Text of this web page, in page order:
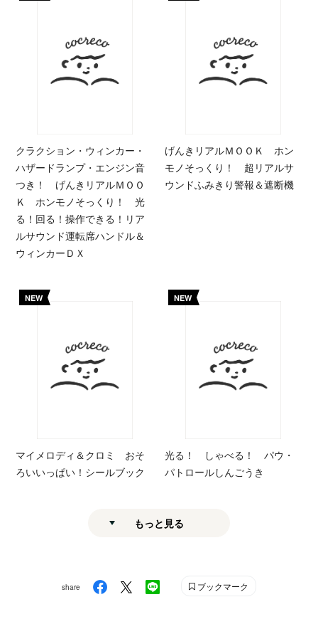
クラクション・ウィンカー・
ハザードランプ・エンジン音
つき！ げんきリアルＭＯＯ
Ｋ ホンモノそっくり！ 光
る！回る！操作できる！リア
ルサウンド運転席ハンドル＆
ウィンカーＤＸ
げんきリアルＭＯＯＫ ホン
モノそっくり！ 超リアルサ
ウンドふみきり警報＆遮断機
NEW
マイメロディ＆クロミ おそ
ろいいっぱい！シールブック
NEW
光る！ しゃべる！ パウ・
パトロールしんごうき
もっと見る
share ブックマーク